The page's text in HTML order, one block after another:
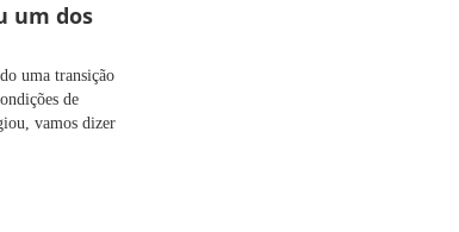
um dos
uma transição
de
vamos dizer